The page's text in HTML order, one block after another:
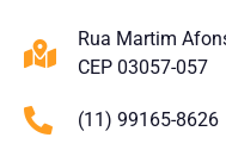
Rua Martim
CEP 03057-057
(11) 99165-8626